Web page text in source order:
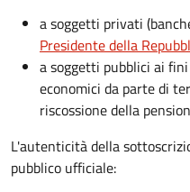
a soggetti privati​​​​​
Presidente della
a soggetti pubblici ai
economici da parte di
riscossione della
L'autenticità della
pubblico ufficiale: